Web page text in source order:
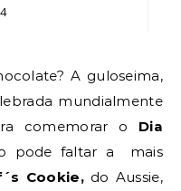
mundialmente
comemorar o Dia
pode faltar a mais
Cookie, do Aussie,